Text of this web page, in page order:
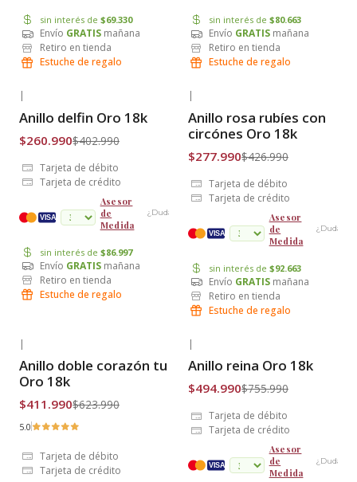
sin interés de $69.330
Envío GRATIS mañana
Retiro en tienda
Estuche de regalo
sin interés de $80.663
Envío GRATIS mañana
Retiro en tienda
Estuche de regalo
Envío Gratis
|
Anillo delfin Oro 18k
$260.990$402.990
Tarjeta de débito
Tarjeta de crédito
VISA
Asesor
de
Medida
¿Dudas?
sin interés de $86.997
Envío GRATIS mañana
Retiro en tienda
Estuche de regalo
Envío Gratis
|
Anillo rosa rubíes con
circónes Oro 18k
$277.990$426.990
Tarjeta de débito
Tarjeta de crédito
VISA
Asesor
de
Medida
¿Dudas?
sin interés de $92.663
Envío GRATIS mañana
Retiro en tienda
Estuche de regalo
Envío Gratis
|
Anillo doble corazón tu y yo
Oro 18k
$411.990$623.990
5.0
Tarjeta de débito
Tarjeta de crédito
Envío Gratis
|
Anillo reina Oro 18k
$494.990$755.990
Tarjeta de débito
Tarjeta de crédito
VISA
Asesor
de
Medida
¿Dudas?